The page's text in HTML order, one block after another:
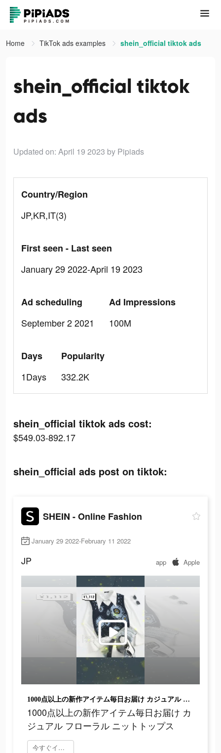
Home TikTok ads examples shein_official tiktok ads
shein_official tiktok
ads
Updated on: April 19 2023 by Pipiads
Country/Region
JP,KR,IT(3)
First seen - Last seen
January 29 2022-April 19 2023
Ad scheduling
September 2 2021
Ad Impressions
100M
Days
1Days
Popularity
332.2K
shein_official tiktok ads cost:
$549.03-892.17
shein_official ads post on tiktok:
SHEIN - Online Fashion
January 29 2022-February 11 2022
JP app Apple
1000点以上の新作アイテム毎日お届け カジュアル フローラル ニットトップス
1000点以上の新作アイテム毎日お届け カ
ジュアル フローラル ニットトップス
今すぐインストール